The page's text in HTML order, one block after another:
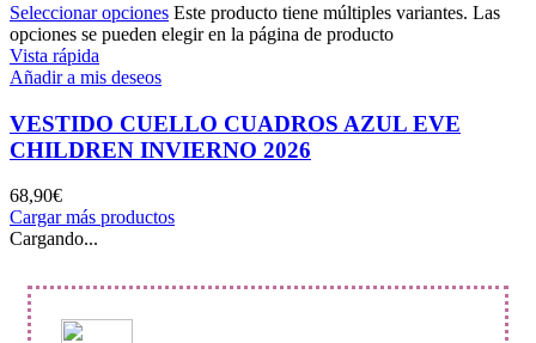
Seleccionar opciones Este producto tiene múltiples variantes. Las
opciones se pueden elegir en la página de producto
Vista rápida
Añadir a mis deseos
VESTIDO CUELLO CUADROS AZUL EVE
CHILDREN INVIERNO 2026
68,90€
Cargar más productos
Cargando...